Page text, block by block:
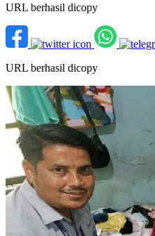
URL berhasil dicopy
URL berhasil dicopy